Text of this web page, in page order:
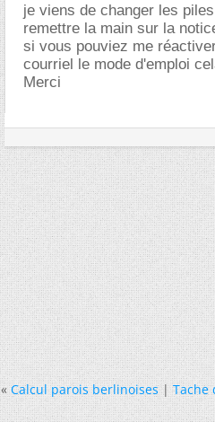
je viens de changer les
remettre la main sur la
si vous pouviez me
courriel le mode d'emploi
Merci
« Calcul parois berlinoises|Tache